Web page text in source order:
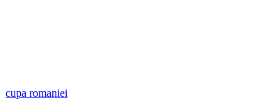
cupa romaniei